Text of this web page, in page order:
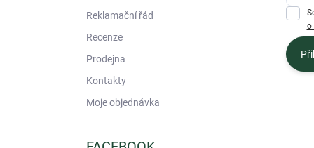
Reklamační řád
Recenze
Prodejna
Kontakty
Moje objednávka
o